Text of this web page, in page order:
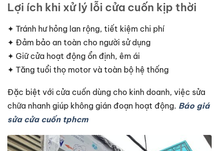
Lợi ích khi xử lý lỗi cửa cuốn kịp thời
✦ Tránh hư hỏng lan rộng, tiết kiệm chi phí
✦ Đảm bảo an toàn cho người sử dụng
✦ Giữ cửa hoạt động ổn định, êm ái
✦ Tăng tuổi thọ motor và toàn bộ hệ thống
Đặc biệt với cửa cuốn dùng cho kinh doanh, việc sửa
chữa nhanh giúp không gián đoạn hoạt động. Báo giá
sửa cửa cuốn tphcm